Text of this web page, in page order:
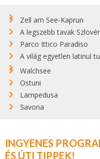
Zell am See-Kaprun
A legszebb tavak
Parco Ittico Paradiso
A világ egyetlen latinul
Walchsee
Ostuni
Lampedusa
Savona
INGYENES
ÉS ÚTI TIPPEK!